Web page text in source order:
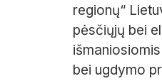
regionų“
pėsčiųjų bei
bei ugdymo